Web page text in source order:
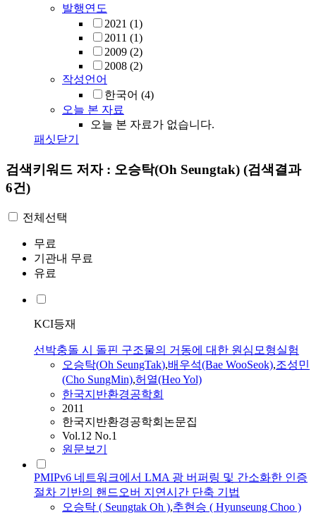
발행연도
2021 (1)
2011 (1)
2009 (2)
2008 (2)
작성언어
한국어 (4)
오늘 본 자료
오늘 본 자료가 없습니다.
패싯닫기
검색키워드 저자 : 오승탁(Oh Seungtak) (검색결과
6건)
전체선택
무료
기관내 무료
유료
KCI등재
선박충돌 시 돌핀 구조물의 거동에 대한 원심모형실험
오승탁(Oh SeungTak),배우석(Bae WooSeok),조성민
(Cho SungMin),허열(Heo Yol)
한국지반환경공학회
2011
한국지반환경공학회논문집
Vol.12 No.1
원문보기
PMIPv6 네트워크에서 LMA 광 버퍼링 및 간소화한 인증
절차 기반의 핸드오버 지연시간 단축 기법
오승탁 ( Seungtak Oh ),추현승 ( Hyunseung Choo )